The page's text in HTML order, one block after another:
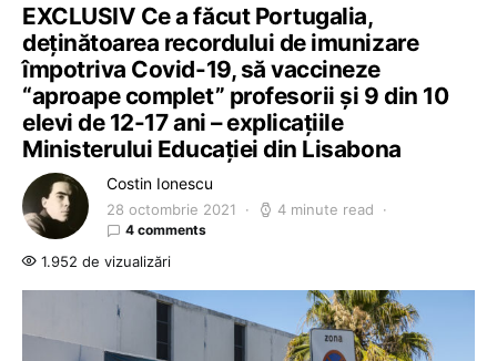
EXCLUSIV Ce a făcut Portugalia,
deținătoarea recordului de imunizare
împotriva Covid-19, să vaccineze
“aproape complet” profesorii și 9 din 10
elevi de 12-17 ani – explicațiile
Ministerului Educației din Lisabona
Costin Ionescu
28 octombrie 2021 4 minute read
4 comments
1.952 de vizualizări